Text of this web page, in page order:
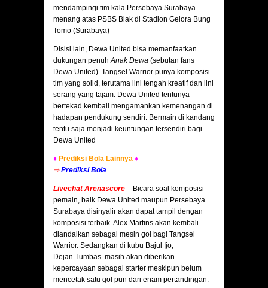
mendampingi tim kala Persebaya Surabaya
menang atas PSBS Biak di Stadion Gelora Bung
Tomo (Surabaya)
Disisi lain, Dewa United bisa memanfaatkan
dukungan penuhAnak Dewa (sebutan fans
Dewa United). Tangsel Warrior punya komposisi
tim yang solid, terutama lini tengah kreatif dan lini
serang yang tajam. Dewa United tentunya
bertekad kembali mengamankan kemenangan di
hadapan pendukung sendiri. Bermain di kandang
tentu saja menjadi keuntungan tersendiri bagi
Dewa United
♦ Prediksi Bola Lainnya ♦
⇒ Prediksi Bola
Livechat Arenascore – Bicara soal komposisi
pemain, baik Dewa United maupun Persebaya
Surabaya disinyalir akan dapat tampil dengan
komposisi terbaik. Alex Martins akan kembali
diandalkan sebagai mesin gol bagi Tangsel
Warrior. Sedangkan di kubu Bajul Ijo,
Dejan Tumbas masih akan diberikan
kepercayaan sebagai starter meskipun belum
mencetak satu gol pun dari enam pertandingan.